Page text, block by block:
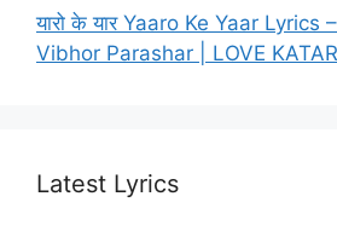
यारो के यार Yaaro Ke Yaar Lyrics
Vibhor Parashar | LOVE
Latest Lyrics